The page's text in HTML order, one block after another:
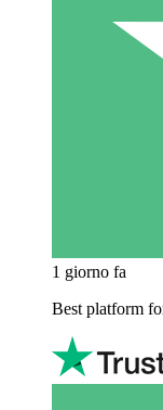
1 giorno fa
Best platform